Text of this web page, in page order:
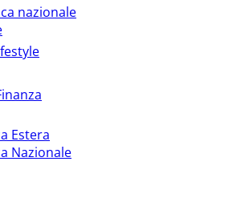
nazionale
Estera
Nazionale